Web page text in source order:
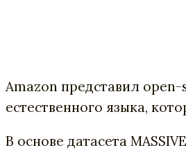
Amazon представил open-
естественного языка,
В основе датасета